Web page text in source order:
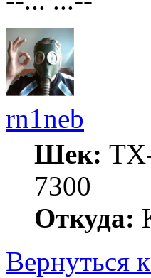
rn1neb
Шек:
7300
Откуда:
Вернуться